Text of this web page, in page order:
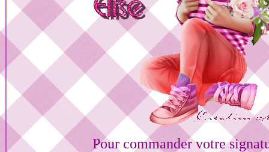
Pour commander votre